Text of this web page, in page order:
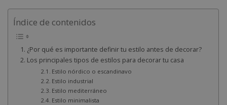
Índice de contenidos
¿Por qué es importante definir tu estilo antes de decorar?
Los principales tipos de estilos para decorar tu casa
Estilo nórdico o escandinavo
Estilo industrial
Estilo mediterráneo
Estilo minimalista